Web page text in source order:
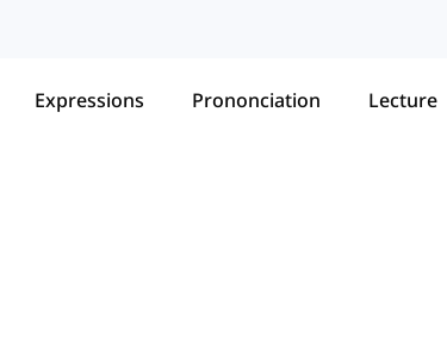
Expressions Prononciation Lecture